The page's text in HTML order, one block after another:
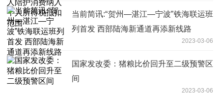
当前简讯:“贺州—湛江—宁波”铁海联运班
列首发 西部陆海新通道再添新线路
2023-03-06
国家发改委：猪粮比价回升至二级预警区
间
2023-03-06